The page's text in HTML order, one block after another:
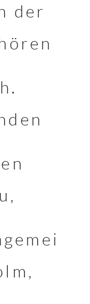
der